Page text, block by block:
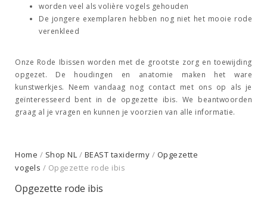
worden veel als volière vogels gehouden
De jongere exemplaren hebben nog niet het mooie rode
verenkleed
Onze Rode Ibissen worden met de grootste zorg en toewijding
opgezet. De houdingen en anatomie maken het ware
kunstwerkjes. Neem vandaag nog contact met ons op als je
geïnteresseerd bent in de opgezette ibis. We beantwoorden
graag al je vragen en kunnen je voorzien van alle informatie.
Home / Shop NL / BEAST taxidermy / Opgezette
vogels / Opgezette rode ibis
Opgezette rode ibis